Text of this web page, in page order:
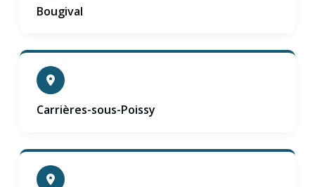
Bougival
Carrières-sous-Poissy